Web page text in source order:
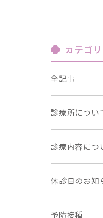
カテゴ
全記事
診療所につい
診療内容につ
休診日のお知
予防接種